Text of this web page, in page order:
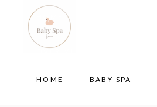
HOME BABY SPA
HOME